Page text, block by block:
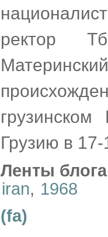
ректор
Грузию в 17-
Ленты
iran, 1968
(fa)